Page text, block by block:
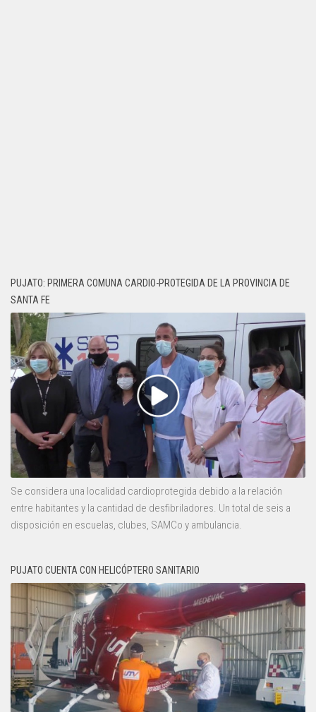
PUJATO: PRIMERA COMUNA CARDIO-PROTEGIDA DE LA PROVINCIA DE
SANTA FE
Se considera una localidad cardioprotegida debido a la relación
entre habitantes y la cantidad de desfibriladores. Un total de seis a
disposición en escuelas, clubes, SAMCo y ambulancia.
PUJATO CUENTA CON HELICÓPTERO SANITARIO